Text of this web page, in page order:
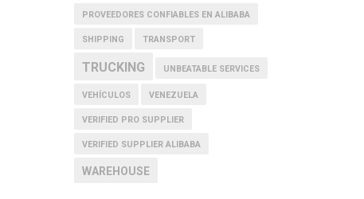
PROVEEDORES CONFIABLES EN ALIBABA
SHIPPING TRANSPORT
TRUCKING UNBEATABLE SERVICES
VEHÍCULOS VENEZUELA
VERIFIED PRO SUPPLIER
VERIFIED SUPPLIER ALIBABA
WAREHOUSE